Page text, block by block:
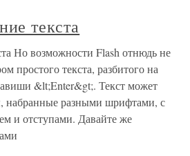
текста
Но возможности Flash отнюдь не
простого текста, разбитого на
&lt;Enter&gt;. Текст может
набранные разными шрифтами, с
и отступами. Давайте же